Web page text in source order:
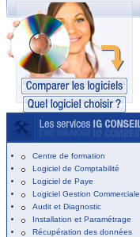
Centre de formation
Logiciel de Comptabilité
Logiciel de Paye
Logiciel Gestion Commerciale
Audit et Diagnostic
Installation et Paramétrage
Récupération des données